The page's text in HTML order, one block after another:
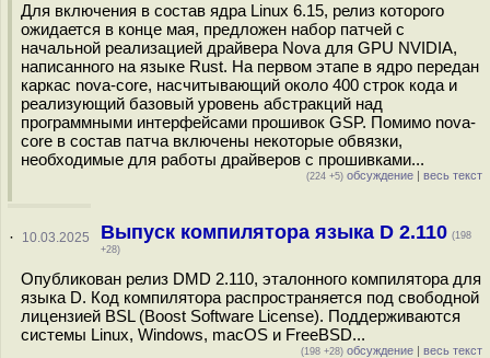
Для включения в состав ядра Linux 6.15, релиз которого
ожидается в конце мая, предложен набор патчей с
начальной реализацией драйвера Nova для GPU NVIDIA,
написанного на языке Rust. На первом этапе в ядро передан
каркас nova-core, насчитывающий около 400 строк кода и
реализующий базовый уровень абстракций над
программными интерфейсами прошивок GSP. Помимо nova-
core в состав патча включены некоторые обвязки,
необходимые для работы драйверов с прошивками...
(224 +5) обсуждение | весь текст
· 10.03.2025 Выпуск компилятора языка D 2.110 (198
+28)
Опубликован релиз DMD 2.110, эталонного компилятора для
языка D. Код компилятора распространяется под свободной
лицензией BSL (Boost Software License). Поддерживаются
системы Linux, Windows, macOS и FreeBSD...
(198 +28) обсуждение | весь текст